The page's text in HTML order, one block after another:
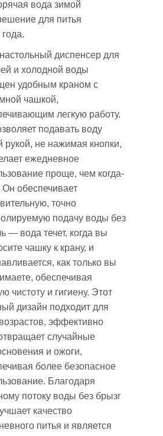
вода зимой
для питья
диспенсер для
и холодной воды
удобным краном с
чашкой,
легкую работу.
подавать воду
рукой, не нажимая кнопки,
ежедневное
проще, чем когда-
Он обеспечивает
точно
подачу воды без
— вода течет, когда вы
чашку к крану, и
как только вы
обеспечивая
чистоту и гигиену. Этот
дизайн подходит для
эффективно
случайные
и ожоги,
более безопасное
Благодаря
потоку воды без брызг
качество
питья и является